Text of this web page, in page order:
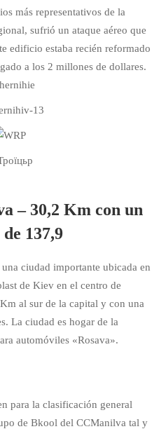
más representativos de la
sufrió un ataque aéreo que
edificio estaba recién reformado
a los 2 millones de dollares.
– 30,2 Km con un
137,9
ciudad importante ubicada en
de Kiev en el centro de
al sur de la capital y con una
La ciudad es hogar de la
automóviles «Rosava».
para la clasificación general
de Bkool del CCManilva tal y